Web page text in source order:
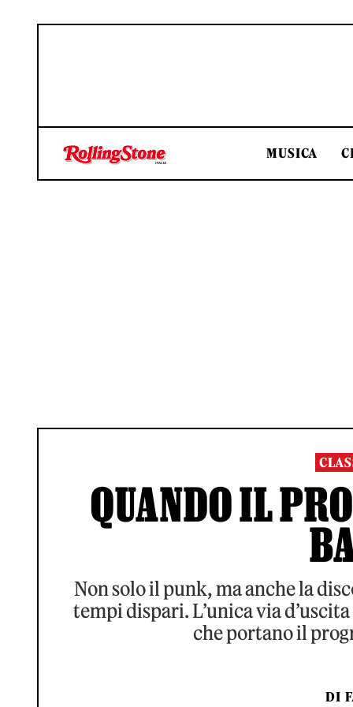
MUSICA
QUANDO IL
Non solo il punk, ma anche la
tempi dispari. L’unica via
che portano il
DI